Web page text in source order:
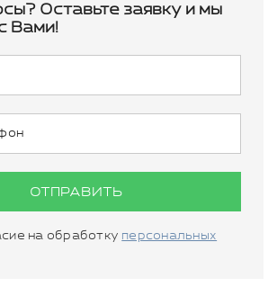
Оставьте заявку и мы
Вами!
ОТПРАВИТЬ
на обработку персональных